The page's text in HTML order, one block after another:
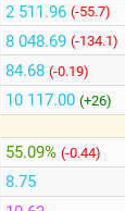
2 511.96 (-55.7)
8 048.69 (-134.1)
84.68 (-0.19)
10 117.00 (+26)
55.09% (-0.44)
8.75